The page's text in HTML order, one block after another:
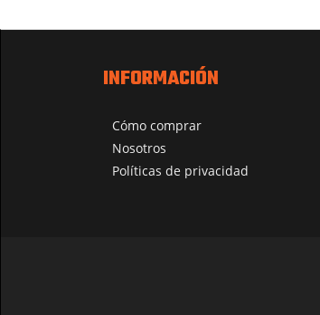
INFORMACIÓN
Cómo comprar
Nosotros
Políticas de privacidad